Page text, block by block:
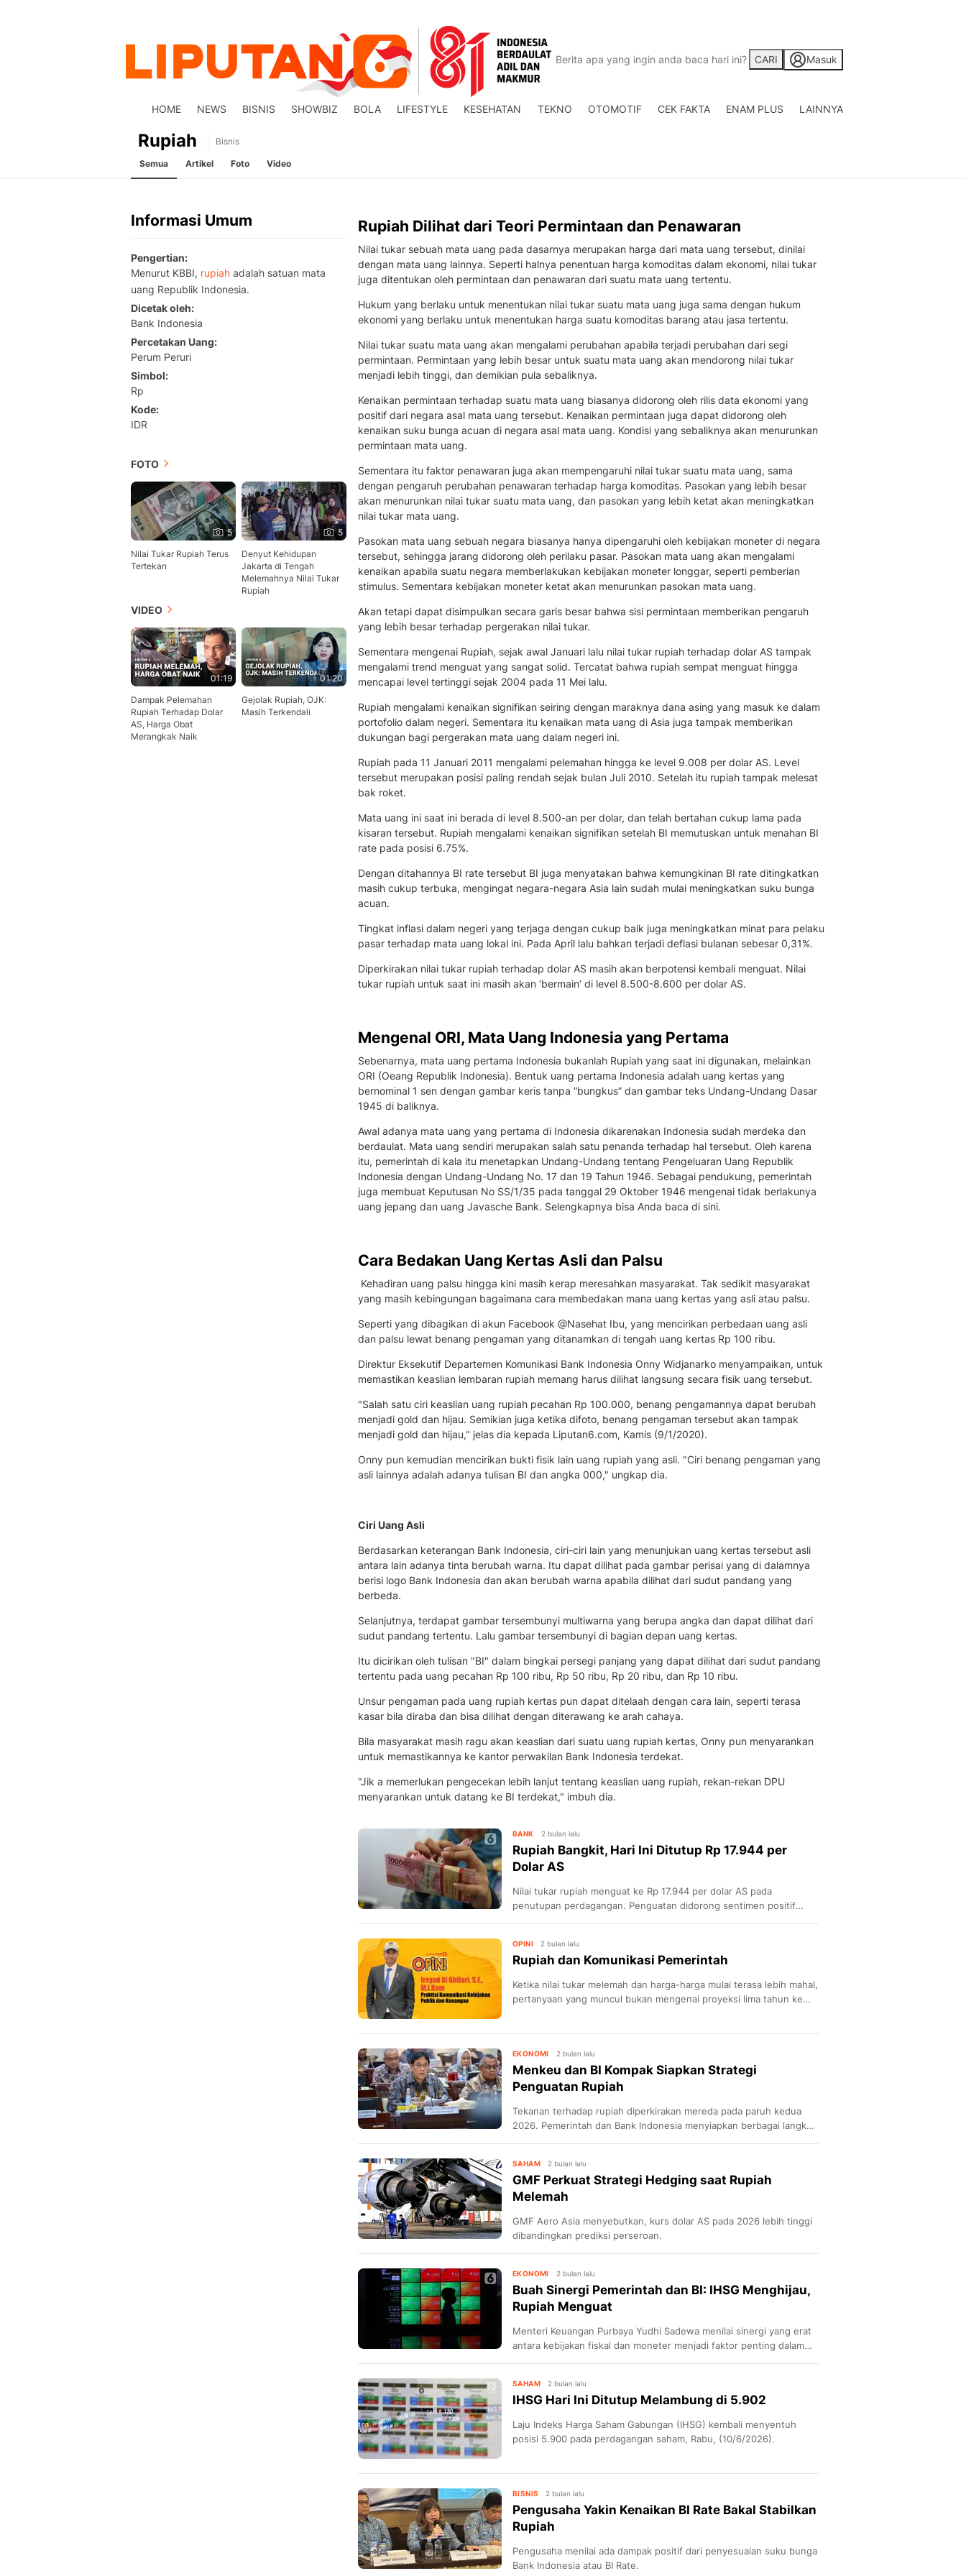
CARI Masuk
HOME NEWS BISNIS SHOWBIZ BOLA LIFESTYLE KESEHATAN TEKNO OTOMOTIF CEK FAKTA ENAM PLUS
LAINNYA
Rupiah Bisnis
Semua Artikel Foto Video
Informasi Umum
Pengertian
Menurut KBBI, rupiah adalah satuan mata
uang Republik Indonesia.
Dicetak oleh
Bank Indonesia
Percetakan Uang
Perum Peruri
Simbol
Rp
Kode
IDR
FOTO
5
Nilai Tukar Rupiah Terus
Tertekan
5
Denyut Kehidupan
Jakarta di Tengah
Melemahnya Nilai Tukar
Rupiah
VIDEO
01:19
Dampak Pelemahan
Rupiah Terhadap Dolar
AS, Harga Obat
Merangkak Naik
01:20
Gejolak Rupiah, OJK:
Masih Terkendali
Rupiah Dilihat dari Teori Permintaan dan Penawaran
Nilai tukar sebuah mata uang pada dasarnya merupakan harga dari mata uang tersebut, dinilai
dengan mata uang lainnya. Seperti halnya penentuan harga komoditas dalam ekonomi, nilai tukar
juga ditentukan oleh permintaan dan penawaran dari suatu mata uang tertentu.
Hukum yang berlaku untuk menentukan nilai tukar suatu mata uang juga sama dengan hukum
ekonomi yang berlaku untuk menentukan harga suatu komoditas barang atau jasa tertentu.
Nilai tukar suatu mata uang akan mengalami perubahan apabila terjadi perubahan dari segi
permintaan. Permintaan yang lebih besar untuk suatu mata uang akan mendorong nilai tukar
menjadi lebih tinggi, dan demikian pula sebaliknya.
Kenaikan permintaan terhadap suatu mata uang biasanya didorong oleh rilis data ekonomi yang
positif dari negara asal mata uang tersebut. Kenaikan permintaan juga dapat didorong oleh
kenaikan suku bunga acuan di negara asal mata uang. Kondisi yang sebaliknya akan menurunkan
permintaan mata uang.
Sementara itu faktor penawaran juga akan mempengaruhi nilai tukar suatu mata uang, sama
dengan pengaruh perubahan penawaran terhadap harga komoditas. Pasokan yang lebih besar
akan menurunkan nilai tukar suatu mata uang, dan pasokan yang lebih ketat akan meningkatkan
nilai tukar mata uang.
Pasokan mata uang sebuah negara biasanya hanya dipengaruhi oleh kebijakan moneter di negara
tersebut, sehingga jarang didorong oleh perilaku pasar. Pasokan mata uang akan mengalami
kenaikan apabila suatu negara memberlakukan kebijakan moneter longgar, seperti pemberian
stimulus. Sementara kebijakan moneter ketat akan menurunkan pasokan mata uang.
Akan tetapi dapat disimpulkan secara garis besar bahwa sisi permintaan memberikan pengaruh
yang lebih besar terhadap pergerakan nilai tukar.
Sementara mengenai Rupiah, sejak awal Januari lalu nilai tukar rupiah terhadap dolar AS tampak
mengalami trend menguat yang sangat solid. Tercatat bahwa rupiah sempat menguat hingga
mencapai level tertinggi sejak 2004 pada 11 Mei lalu.
Rupiah mengalami kenaikan signifikan seiring dengan maraknya dana asing yang masuk ke dalam
portofolio dalam negeri. Sementara itu kenaikan mata uang di Asia juga tampak memberikan
dukungan bagi pergerakan mata uang dalam negeri ini.
Rupiah pada 11 Januari 2011 mengalami pelemahan hingga ke level 9.008 per dolar AS. Level
tersebut merupakan posisi paling rendah sejak bulan Juli 2010. Setelah itu rupiah tampak melesat
bak roket.
Mata uang ini saat ini berada di level 8.500-an per dolar, dan telah bertahan cukup lama pada
kisaran tersebut. Rupiah mengalami kenaikan signifikan setelah BI memutuskan untuk menahan BI
rate pada posisi 6.75%.
Dengan ditahannya BI rate tersebut BI juga menyatakan bahwa kemungkinan BI rate ditingkatkan
masih cukup terbuka, mengingat negara-negara Asia lain sudah mulai meningkatkan suku bunga
acuan.
Tingkat inflasi dalam negeri yang terjaga dengan cukup baik juga meningkatkan minat para pelaku
pasar terhadap mata uang lokal ini. Pada April lalu bahkan terjadi deflasi bulanan sebesar 0,31%.
Diperkirakan nilai tukar rupiah terhadap dolar AS masih akan berpotensi kembali menguat. Nilai
tukar rupiah untuk saat ini masih akan ‘bermain’ di level 8.500-8.600 per dolar AS.
Mengenal ORI, Mata Uang Indonesia yang Pertama
Sebenarnya, mata uang pertama Indonesia bukanlah Rupiah yang saat ini digunakan, melainkan
ORI (Oeang Republik Indonesia). Bentuk uang pertama Indonesia adalah uang kertas yang
bernominal 1 sen dengan gambar keris tanpa “bungkus” dan gambar teks Undang-Undang Dasar
1945 di baliknya.
Awal adanya mata uang yang pertama di Indonesia dikarenakan Indonesia sudah merdeka dan
berdaulat. Mata uang sendiri merupakan salah satu penanda terhadap hal tersebut. Oleh karena
itu, pemerintah di kala itu menetapkan Undang-Undang tentang Pengeluaran Uang Republik
Indonesia dengan Undang-Undang No. 17 dan 19 Tahun 1946. Sebagai pendukung, pemerintah
juga membuat Keputusan No SS/1/35 pada tanggal 29 Oktober 1946 mengenai tidak berlakunya
uang jepang dan uang Javasche Bank. Selengkapnya bisa Anda baca di sini.
Cara Bedakan Uang Kertas Asli dan Palsu
Kehadiran uang palsu hingga kini masih kerap meresahkan masyarakat. Tak sedikit masyarakat
yang masih kebingungan bagaimana cara membedakan mana uang kertas yang asli atau palsu.
Seperti yang dibagikan di akun Facebook @Nasehat Ibu, yang mencirikan perbedaan uang asli
dan palsu lewat benang pengaman yang ditanamkan di tengah uang kertas Rp 100 ribu.
Direktur Eksekutif Departemen Komunikasi Bank Indonesia Onny Widjanarko menyampaikan, untuk
memastikan keaslian lembaran rupiah memang harus dilihat langsung secara fisik uang tersebut.
"Salah satu ciri keaslian uang rupiah pecahan Rp 100.000, benang pengamannya dapat berubah
menjadi gold dan hijau. Semikian juga ketika difoto, benang pengaman tersebut akan tampak
menjadi gold dan hijau," jelas dia kepada Liputan6.com, Kamis (9/1/2020).
Onny pun kemudian mencirikan bukti fisik lain uang rupiah yang asli. "Ciri benang pengaman yang
asli lainnya adalah adanya tulisan BI dan angka 000," ungkap dia.
Ciri Uang Asli
Berdasarkan keterangan Bank Indonesia, ciri-ciri lain yang menunjukan uang kertas tersebut asli
antara lain adanya tinta berubah warna. Itu dapat dilihat pada gambar perisai yang di dalamnya
berisi logo Bank Indonesia dan akan berubah warna apabila dilihat dari sudut pandang yang
berbeda.
Selanjutnya, terdapat gambar tersembunyi multiwarna yang berupa angka dan dapat dilihat dari
sudut pandang tertentu. Lalu gambar tersembunyi di bagian depan uang kertas.
Itu dicirikan oleh tulisan "BI" dalam bingkai persegi panjang yang dapat dilihat dari sudut pandang
tertentu pada uang pecahan Rp 100 ribu, Rp 50 ribu, Rp 20 ribu, dan Rp 10 ribu.
Unsur pengaman pada uang rupiah kertas pun dapat ditelaah dengan cara lain, seperti terasa
kasar bila diraba dan bisa dilihat dengan diterawang ke arah cahaya.
Bila masyarakat masih ragu akan keaslian dari suatu uang rupiah kertas, Onny pun menyarankan
untuk memastikannya ke kantor perwakilan Bank Indonesia terdekat.
"Jik a memerlukan pengecekan lebih lanjut tentang keaslian uang rupiah, rekan-rekan DPU
menyarankan untuk datang ke BI terdekat," imbuh dia.
BANK 2 bulan lalu
Rupiah Bangkit, Hari Ini Ditutup Rp 17.944 per
Dolar AS
Nilai tukar rupiah menguat ke Rp 17.944 per dolar AS pada
penutupan perdagangan. Penguatan didorong sentimen positif
OPINI 2 bulan lalu
Rupiah dan Komunikasi Pemerintah
Ketika nilai tukar melemah dan harga-harga mulai terasa lebih mahal,
pertanyaan yang muncul bukan mengenai proyeksi lima tahun ke
EKONOMI 2 bulan lalu
Menkeu dan BI Kompak Siapkan Strategi
Penguatan Rupiah
Tekanan terhadap rupiah diperkirakan mereda pada paruh kedua
2026. Pemerintah dan Bank Indonesia menyiapkan berbagai langkah
SAHAM 2 bulan lalu
GMF Perkuat Strategi Hedging saat Rupiah
Melemah
GMF Aero Asia menyebutkan, kurs dolar AS pada 2026 lebih tinggi
dibandingkan prediksi perseroan.
EKONOMI 2 bulan lalu
Buah Sinergi Pemerintah dan BI: IHSG Menghijau,
Rupiah Menguat
Menteri Keuangan Purbaya Yudhi Sadewa menilai sinergi yang erat
antara kebijakan fiskal dan moneter menjadi faktor penting dalam
SAHAM 2 bulan lalu
IHSG Hari Ini Ditutup Melambung di 5.902
Laju Indeks Harga Saham Gabungan (IHSG) kembali menyentuh
posisi 5.900 pada perdagangan saham, Rabu, (10/6/2026).
BISNIS 2 bulan lalu
Pengusaha Yakin Kenaikan BI Rate Bakal Stabilkan
Rupiah
Pengusaha menilai ada dampak positif dari penyesuaian suku bunga
Bank Indonesia atau BI Rate.